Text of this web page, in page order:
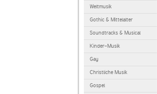
Weltmusik
Gothic & Mittelalter
Soundtracks & Musical
Kinder-Musik
Gay
Christliche Musik
Gospel